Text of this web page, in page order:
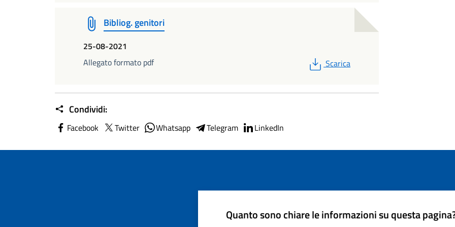
Bibliog. genitori
25-08-2021
Allegato formato pdf
PDF
Scarica
Condividi:
Facebook Twitter Whatsapp Telegram LinkedIn
Quanto sono chiare le informazioni su questa